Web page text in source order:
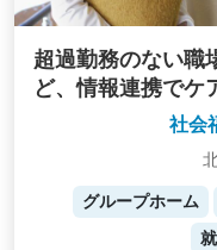
超過勤務のない職
ど、情報連携でケ
社会
グループホーム